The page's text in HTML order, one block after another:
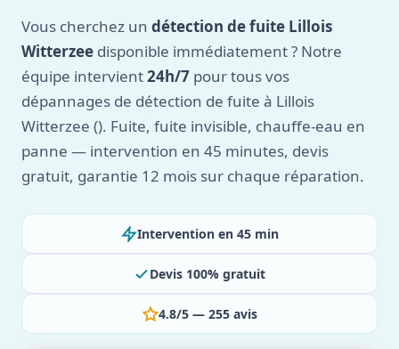
Vous cherchez un détection de fuite Lillois
Witterzee disponible immédiatement ? Notre
équipe intervient24h/7 pour tous vos
dépannages de détection de fuite à Lillois
Witterzee (). Fuite, fuite invisible, chauffe-eau en
panne — intervention en 45 minutes, devis
gratuit, garantie 12 mois sur chaque réparation.
Intervention en 45 min
Devis 100% gratuit
4.8/5 — 255 avis